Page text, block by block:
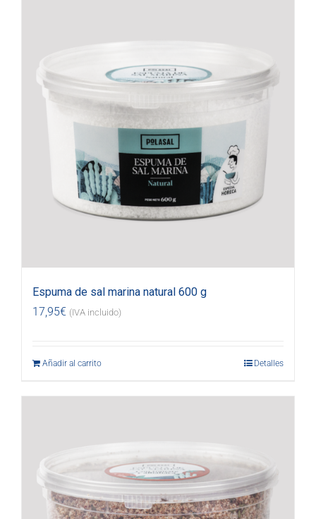
Espuma de sal marina natural 600 g
17,95€ (IVA incluido)
Añadir al carrito Detalles